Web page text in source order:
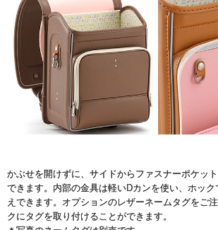
かぶせを開けずに、サイドからファスナーポケッ
できます。内部の金具は軽いDカンを使い、ホッ
えできます。オプションのレザーネームタグをご
クにタグを取り付けることができます。